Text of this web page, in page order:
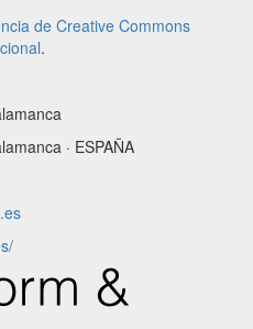
de Creative Commons
.
· ESPAÑA